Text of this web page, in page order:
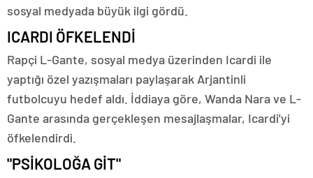
sosyal medyada büyük ilgi gördü.
ICARDI ÖFKELENDİ
Rapçi L-Gante, sosyal medya üzerinden Icardi ile
yaptığı özel yazışmaları paylaşarak Arjantinli
futbolcuyu hedef aldı. İddiaya göre, Wanda Nara ve L-
Gante arasında gerçekleşen mesajlaşmalar, Icardi'yi
öfkelendirdi.
"PSİKOLOĞA GİT"